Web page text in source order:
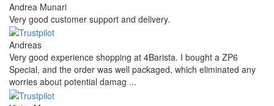
Andrea Munari
Very good customer support and delivery.
Andreas
Very good experience shopping at 4Barista. I bought a ZP6
Special, and the order was well packaged, which eliminated any
worries about potential damag ...